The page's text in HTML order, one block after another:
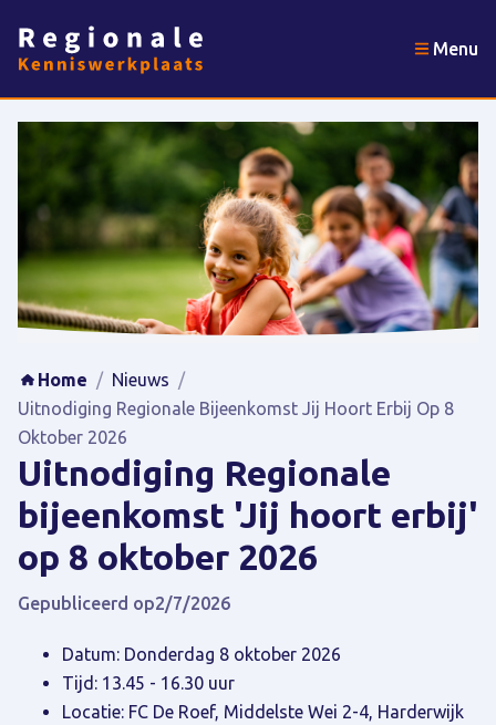
Menu
Home / Nieuws /
Uitnodiging Regionale Bijeenkomst Jij Hoort Erbij Op 8
Oktober 2026
Uitnodiging Regionale
bijeenkomst 'Jij hoort erbij'
op 8 oktober 2026
Gepubliceerd op2/7/2026
Datum: Donderdag 8 oktober 2026
Tijd: 13.45 - 16.30 uur
Locatie: FC De Roef, Middelste Wei 2-4, Harderwijk